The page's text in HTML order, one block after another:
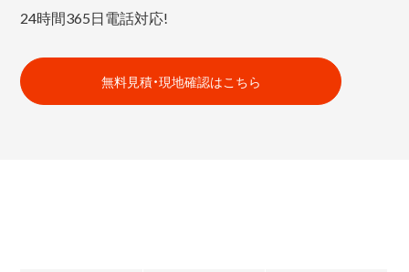
24時間365日電話対応!
無料見積・現地確認はこちら